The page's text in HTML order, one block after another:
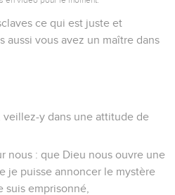
ce qui est juste et
aussi vous avez un maître dans
veillez-y dans une attitude de
nous : que Dieu nous ouvre une
je puisse annoncer le mystère
suis emprisonné,